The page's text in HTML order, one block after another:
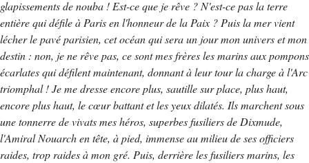
glapissements de nouba ! Est-ce que je rêve ? N'est-ce pas la terre
entière qui défile à Paris en l'honneur de la Paix ? Puis la mer vient
lécher le pavé parisien, cet océan qui sera un jour mon univers et mon
destin : non, je ne rêve pas, ce sont mes frères les marins aux pompons
écarlates qui défilent maintenant, donnant à leur tour la charge à l'Arc
triomphal ! Je me dresse encore plus, sautille sur place, plus haut,
encore plus haut, le cœur battant et les yeux dilatés. Ils marchent sous
une tonnerre de vivats mes héros, superbes fusiliers de Dixmude,
l'Amiral Nouarch en tête, à pied, immense au milieu de ses officiers
raides, trop raides à mon gré. Puis, derrière les fusiliers marins, les